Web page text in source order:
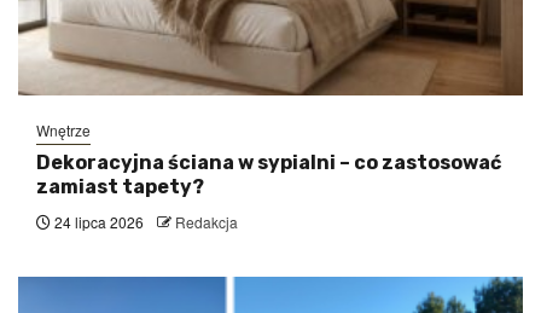
Wnętrze
Dekoracyjna ściana w sypialni – co zastosować
zamiast tapety?
24 lipca 2026 Redakcja